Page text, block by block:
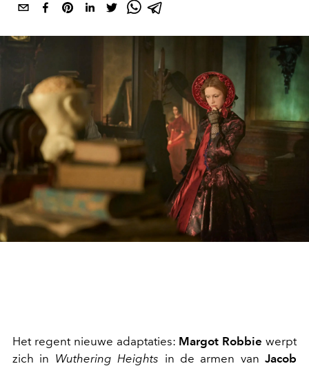
Het regent nieuwe adaptaties: Margot Robbiewerpt
zich in Wuthering Heights in de armen van Jacob